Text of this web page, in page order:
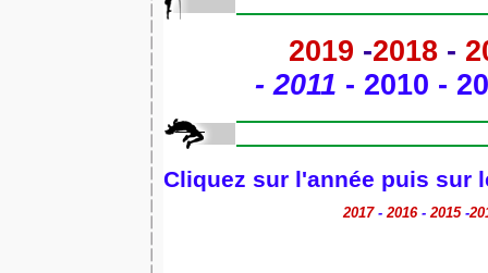
2019 -2018 -
-2011 - 2010 -
Cliquez sur l'année puis sur
2017-2016-2015-